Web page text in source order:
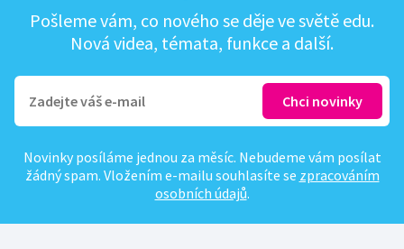
Pošleme vám, co nového se děje ve světě edu.
Nová videa, témata, funkce a další.
Novinky posíláme jednou za měsíc. Nebudeme vám posílat
žádný spam. Vložením e-mailu souhlasíte se zpracováním
osobních údajů.